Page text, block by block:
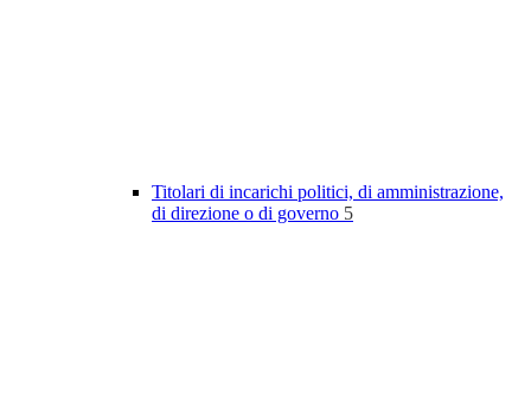
Titolari di incarichi politici, di amministrazione,
di direzione o di governo 5